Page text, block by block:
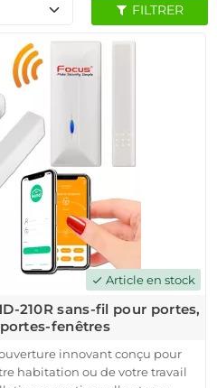
FILTRER
check Article en stock
210R sans-fil pour portes,
fenêtres
innovant conçu pour
habitation ou de votre travail